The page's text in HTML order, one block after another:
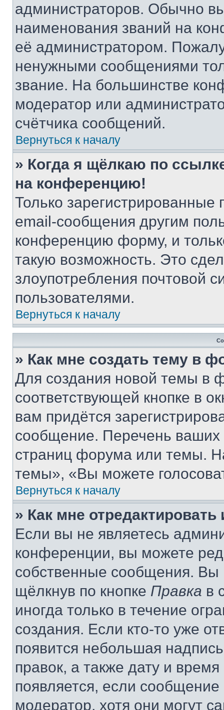
администраторов. Обычно
наименования званий на
её администратором.
ненужными сообщениями
звание. На большинстве
модератор или
счётчика сообщений.
Вернуться к началу
» Когда я щёлкаю по
на конференцию!
Только зарегистрированные
email-сообщения другим
конференцию форму, и
такую возможность. Это
злоупотребления почтовой
пользователями.
Вернуться к началу
» Как мне создать тему в
Для создания новой темы в
соответствующей кнопке в
вам придётся
сообщение. Перечень ваших
страниц форума или темы.
темы», «Вы можете
Вернуться к началу
» Как мне
Если вы не являетесь
конференции, вы можете
собственные сообщения. Вы
щёлкнув по кнопке Правка в
иногда только в течение
создания. Если кто-то уже
появится небольшая
правок, а также дату и
появляется, если
модератор, хотя они могут